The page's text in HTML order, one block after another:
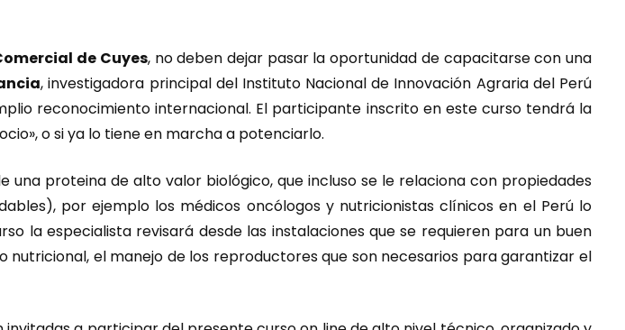
de Cuyes, no deben dejar pasar la oportunidad de capacitarse con una
, investigadora principal del Instituto Nacional de Innovación Agraria del Perú
reconocimiento internacional. El participante inscrito en este curso tendrá la
o si ya lo tiene en marcha a potenciarlo.
proteina de alto valor biológico, que incluso se le relaciona con propiedades
por ejemplo los médicos oncólogos y nutricionistas clínicos en el Perú lo
la especialista revisará desde las instalaciones que se requieren para un buen
el manejo de los reproductores que son necesarios para garantizar el